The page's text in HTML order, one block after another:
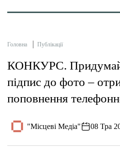
Головна Публікації
КОНКУРС.
підпис до фото –
поповнення
"Місцеві Медіа" 08 Тра